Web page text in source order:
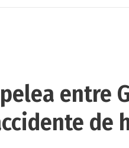
entre
de